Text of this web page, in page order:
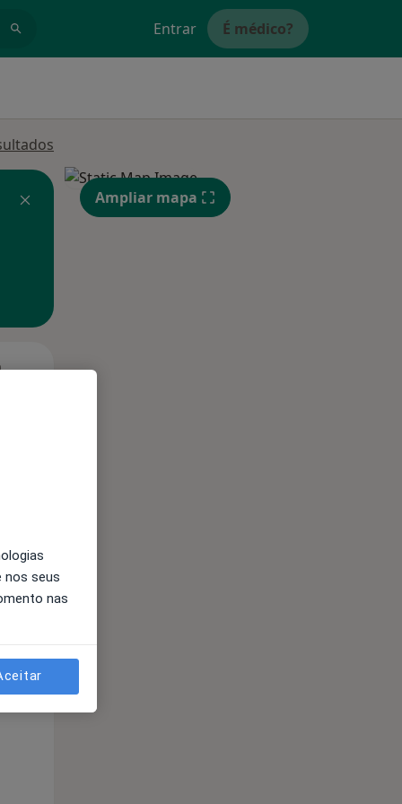
Entrar É médico?
Segunda-feira Ter,
11 Ago
Ampliar mapa
nos seus
nas